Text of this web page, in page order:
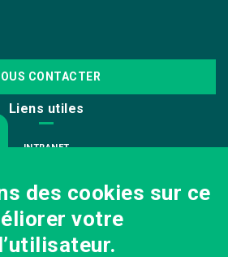
CONTACTER
Liens utiles
INTRANET
INFODOC
PÔLE IMAGE
PRESSE
des cookies sur ce
votre